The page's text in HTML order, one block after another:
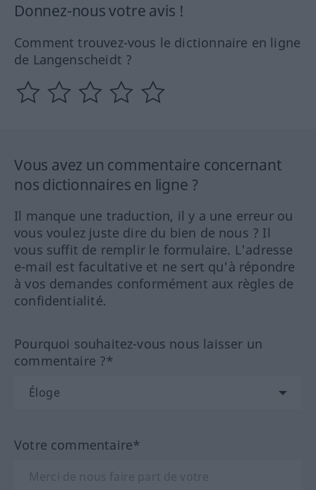
Donnez-nous votre avis !
Comment trouvez-vous le dictionnaire en ligne
de Langenscheidt ?
Vous avez un commentaire concernant
nos dictionnaires en ligne ?
Il manque une traduction, il y a une erreur ou
vous voulez juste dire du bien de nous ? Il
vous suffit de remplir le formulaire. L'adresse
e-mail est facultative et ne sert qu'à répondre
à vos demandes conformément aux règles de
confidentialité.
Pourquoi souhaitez-vous nous laisser un
commentaire ?*
Votre commentaire*